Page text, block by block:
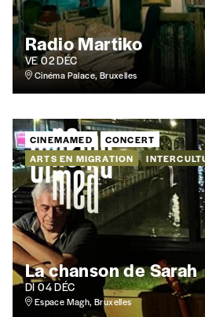
Je souhaite
découverte
Cadeau
Faites découvrir l'Imagà
lui un abonnement ou
J’offre un
numéros)
J’offre le(s)
Vos coordonnées
Radio Martiko
VE 02 DÉC
Cinéma Palace, Bruxelles
CINEMAMED
CONCERT
ARTS EN MIGRATION
La chanson de Sarah
DI 04 DÉC
Espace Magh, Bruxelles